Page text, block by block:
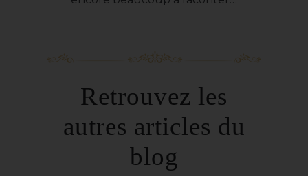
Retrouvez les
autres articles du
blog